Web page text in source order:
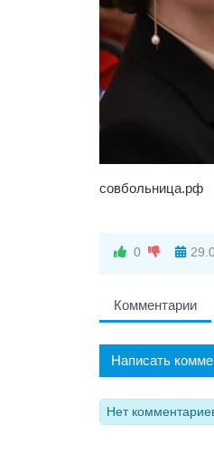
совбольница.рф
0
Комментарии
Написать
Нет